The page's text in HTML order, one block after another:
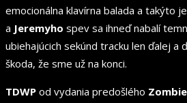
emocionálna klavírna balada a takýto
a Jeremyho spev sa ihneď nabalí
ubiehajúcich sekúnd tracku len ďalej a
škoda, že sme už na konci.
TDWP od vydania predošlého Zombie